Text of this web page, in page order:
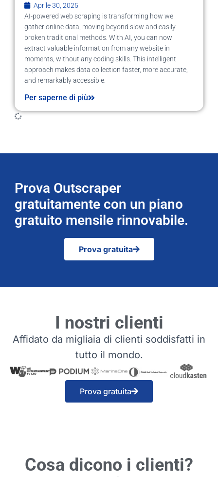
Aprile 30, 2025
AI-powered web scraping is transforming how we
gather online data, moving beyond slow and easily
broken traditional methods. With AI, you can now
extract valuable information from any website in
moments, without any coding skills. This intelligent
approach makes data collection faster, more accurate,
and remarkably accessible.
Per saperne di più
Prova Outscraper
gratuitamente con un piano
gratuito mensile rinnovabile.
Prova gratuita
I nostri clienti
Affidato da migliaia di clienti soddisfatti in
tutto il mondo.
Prova gratuita
Cosa dicono i clienti?